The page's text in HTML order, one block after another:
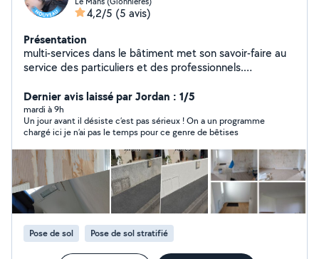
4,2/5 (5 avis)
Présentation
multi-services dans le bâtiment met son savoir-faire au
service des particuliers et des professionnels.
peinture, de l'aménagement intérieur et extérieur,
entretien de l'espace vert , ma priorité est de fournir un
travail de qualité, dans le respect des délais, avec des
solutions adaptées aux besoins de chaque client.
Dernier avis laissé par Jordan : 1/5
mardi à 9h
Un jour avant il désiste c’est pas sérieux ! On a un programme
chargé ici je n’ai pas le temps pour ce genre de bêtises
Pose de sol Pose de sol stratifié